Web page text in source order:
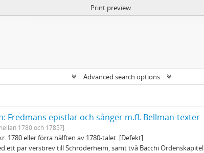
Print preview
Advanced search options
Fredmans epistlar och sånger m.fl. Bellman-texter
1780 och 1785?]
1780 eller förra hälften av 1780-talet. [Defekt]
ett par versbrev till Schröderheim, samt två Bacchi Ordenskapitel